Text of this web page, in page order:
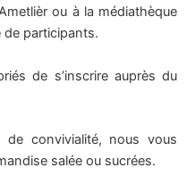
ou à la médiathèque
de participants.
de s’inscrire auprès du
convivialité, nous vous
salée ou sucrées.